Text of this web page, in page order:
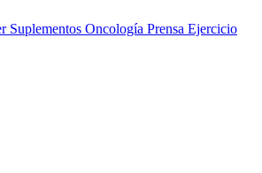
Suplementos Oncología Prensa Ejercicio